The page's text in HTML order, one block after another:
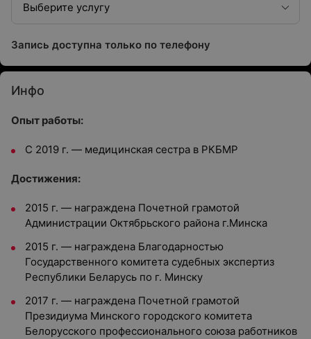
Выберите услугу
Запись доступна только по телефону
Инфо
Опыт работы:
С 2019 г. — медицинская сестра в РКБМР
Достижения:
2015 г. — награждена Почетной грамотой
Администрации Октябрьского района г.Минска
2015 г. — награждена Благодарностью
Государственного комитета судебных экспертиз
Республики Беларусь по г. Минску
2017 г. — награждена Почетной грамотой
Президиума Минского городского комитета
Белорусского профессионального союза работников